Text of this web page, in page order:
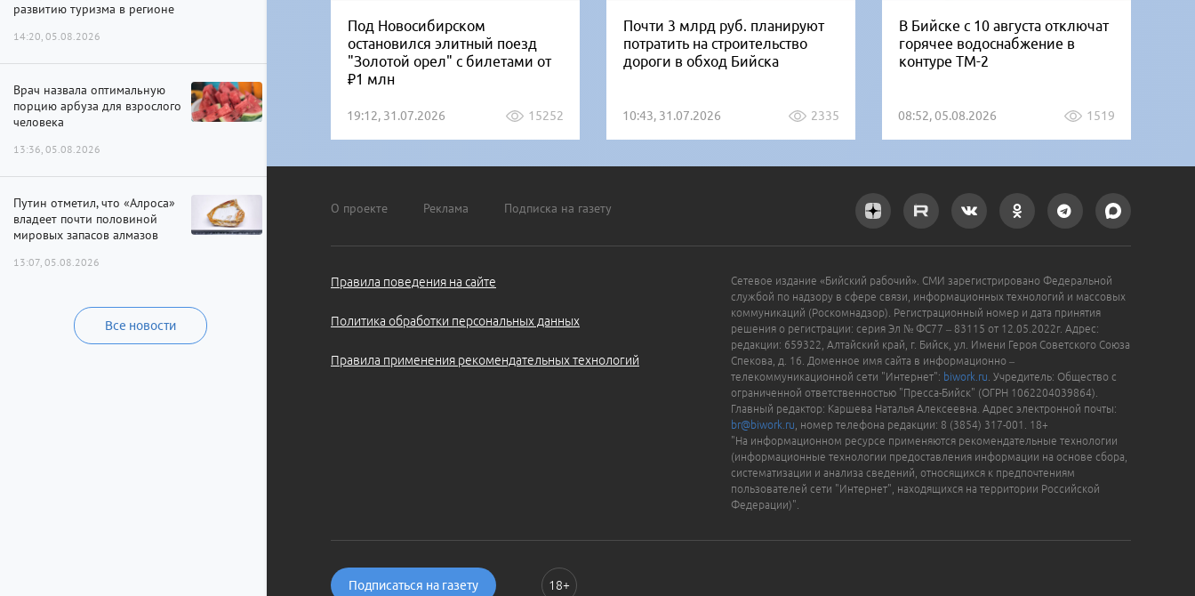
развитию туризма в регионе
14:20, 05.08.2026
Врач назвала оптимальную
порцию арбуза для взрослого
человека
13:36, 05.08.2026
Путин отметил, что «Алроса»
владеет почти половиной
мировых запасов алмазов
13:07, 05.08.2026
Все новости
Под Новосибирском
остановился элитный поезд
"Золотой орел" с билетами от
₽1 млн
19:12, 31.07.2026 15252
Почти 3 млрд руб. планируют
потратить на строительство
дороги в обход Бийска
10:43, 31.07.2026 2335
В Бийске с 10 августа отключат
горячее водоснабжение в
контуре ТМ-2
08:52, 05.08.2026 1519
О проекте Реклама Подписка на газету
Правила поведения на сайте
Политика обработки персональных данных
Правила применения рекомендательных технологий
Сетевое издание «Бийский рабочий». СМИ зарегистрировано Федеральной
службой по надзору в сфере связи, информационных технологий и массовых
коммуникаций (Роскомнадзор). Регистрационный номер и дата принятия
решения о регистрации: серия Эл № ФС77 – 83115 от 12.05.2022г. Адрес:
редакции: 659322, Алтайский край, г. Бийск, ул. Имени Героя Советского Союза
Спекова, д. 16. Доменное имя сайта в информационно –
телекоммуникационной сети "Интернет": biwork.ru . Учредитель: Общество с
ограниченной ответственностью "Пресса-Бийск" (ОГРН 1062204039864).
Главный редактор: Каршева Наталья Алексеевна. Адрес электронной почты:
br@biwork.ru , номер телефона редакции: 8 (3854) 317-001. 18+
"На информационном ресурсе применяются рекомендательные технологии
(информационные технологии предоставления информации на основе сбора,
систематизации и анализа сведений, относящихся к предпочтениям
пользователей сети "Интернет", находящихся на территории Российской
Федерации)".
Подписаться на газету 18+